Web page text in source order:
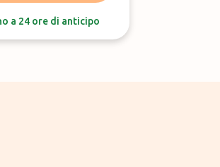
a 24 ore di anticipo